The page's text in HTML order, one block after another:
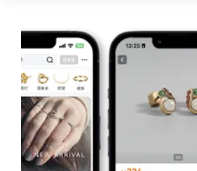
ま
め
こ
ニ
ー
ト
の
日
常》
｜